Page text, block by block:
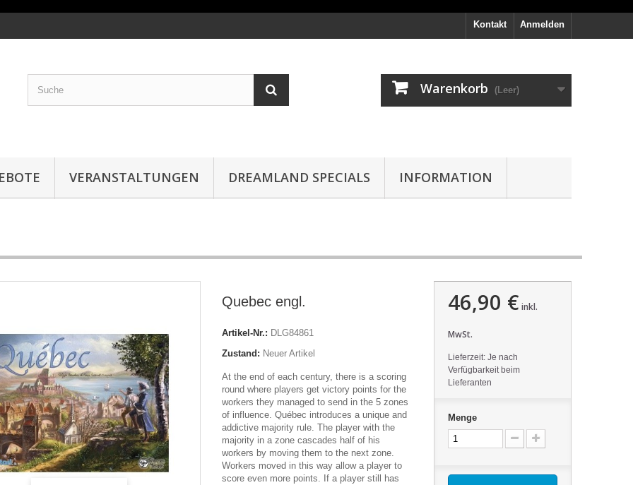
Anmelden
Kontakt
Warenkorb (Leer)
VERANSTALTUNGEN DREAMLAND SPECIALS INFORMATION
Quebec engl.
Artikel-Nr.: DLG84861
Zustand: Neuer Artikel
At the end of each century, there is a scoring
round where players get victory points for the
workers they managed to send in the 5 zones
of influence. Québec introduces a unique and
addictive majority rule. The player with the
majority in a zone cascades half of his
workers by moving them to the next zone.
Workers moved in this way allow a player to
score even more points. If a player still has
46,90 € inkl.
MwSt.
Lieferzeit: Je nach
Verfügbarkeit beim
Lieferanten
Menge